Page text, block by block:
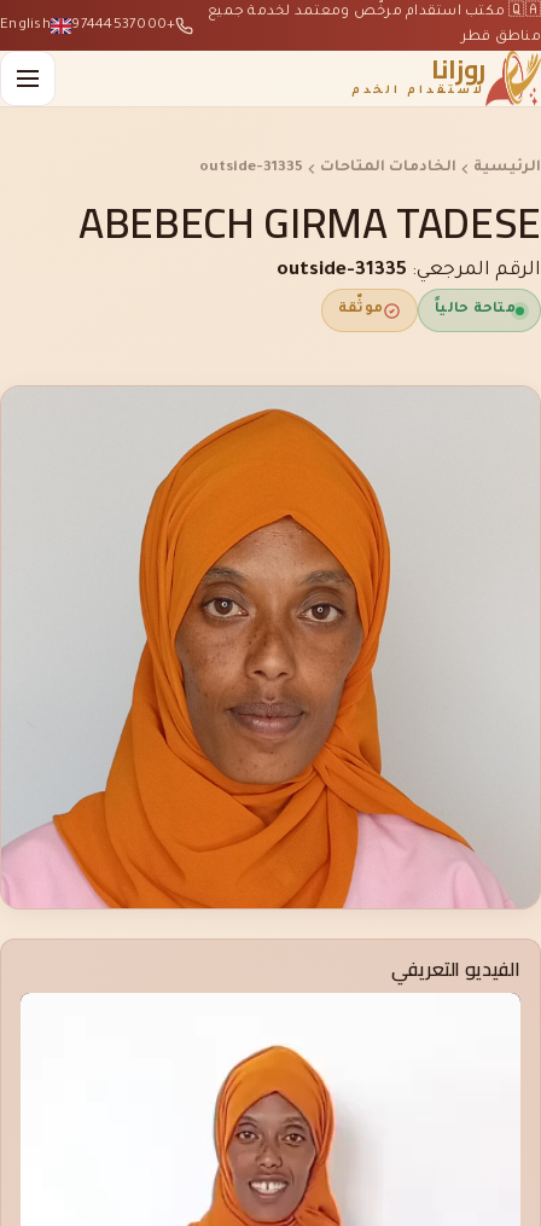
🇶🇦 مكتب استقدام مرخّص ومعتمد لخدمة جميع
مناطق قطر
+97444537000
English
روزانا
لاستقدام الخدم
الرئيسية الخادمات المتاحات outside-31335
ABEBECH GIRMA TADESE
الرقم المرجعي: outside-31335
متاحة حالياً موثّقة
الفيديو التعريفي